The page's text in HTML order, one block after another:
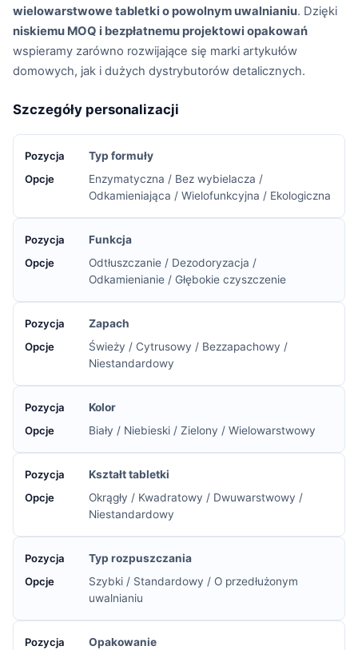
wielowarstwowe tabletki o powolnym uwalnianiu. Dzięki
niskiemu MOQ i bezpłatnemu projektowi opakowań
wspieramy zarówno rozwijające się marki artykułów
domowych, jak i dużych dystrybutorów detalicznych.
Szczegóły personalizacji
Typ formuły
Enzymatyczna / Bez wybielacza /
Odkamieniająca / Wielofunkcyjna / Ekologiczna
Funkcja
Odtłuszczanie / Dezodoryzacja /
Odkamienianie / Głębokie czyszczenie
Zapach
Świeży / Cytrusowy / Bezzapachowy /
Niestandardowy
Kolor
Biały / Niebieski / Zielony / Wielowarstwowy
Kształt tabletki
Okrągły / Kwadratowy / Dwuwarstwowy /
Niestandardowy
Typ rozpuszczania
Szybki / Standardowy / O przedłużonym
uwalnianiu
Opakowanie